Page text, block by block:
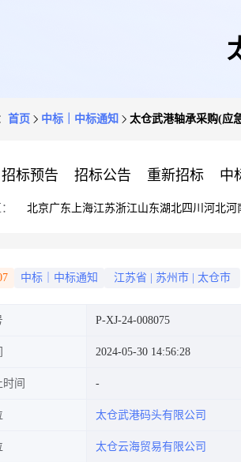
首页 中标｜中标通知 太仓武港轴承采购(应
招标预告 招标公告 重新招标 中
北京广东 上海江苏浙江山东湖北四川 河北河
中标｜中标通知 江苏省 苏州市 太仓市
P-XJ-24-008075
2024-05-30 14:56:28
间
太仓武港码头有限公司
太仓云海贸易有限公司